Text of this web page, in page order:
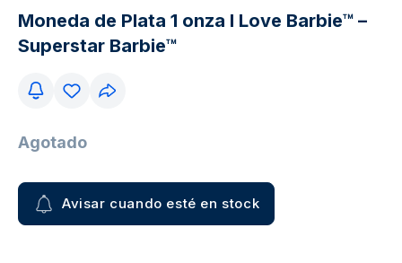
Moneda de Plata 1 onza I Love Barbie™ –
Superstar Barbie™
Agotado
Avisar cuando esté en stock